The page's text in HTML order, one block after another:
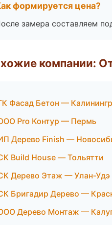
формируется цена?
замера составляем
компании:
Фасад Бетон —
Pro Контур — Пермь
Дерево Finish —
Build House — Тольятти
Дерево Этаж — Улан-Удэ
Бригадир Дерево —
Дерево Монтаж —